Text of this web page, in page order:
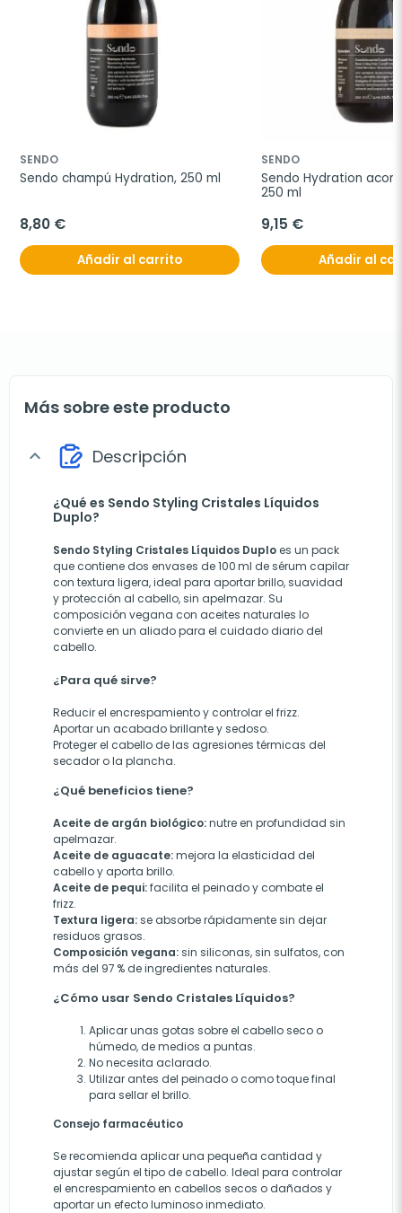
SENDO
Sendo champú Hydration, 250 ml
8,80 €
Añadir al carrito
SENDO
Sendo Hydration
250 ml
9,15 €
Añadir al
Más sobre este producto
expand_more Descripción
¿Qué es Sendo Styling Cristales Líquidos
Duplo?
Sendo Styling Cristales Líquidos Duploes un pack
que contiene dos envases de 100 ml de sérum capilar
con textura ligera, ideal para aportar brillo, suavidad
y protección al cabello, sin apelmazar. Su
composición vegana con aceites naturales lo
convierte en un aliado para el cuidado diario del
cabello.
¿Para qué sirve?
Reducir el encrespamiento y controlar el frizz.
Aportar un acabado brillante y sedoso.
Proteger el cabello de las agresiones térmicas del
secador o la plancha.
¿Qué beneficios tiene?
Aceite de argán biológico:nutre en profundidad sin
apelmazar.
Aceite de aguacate:mejora la elasticidad del
cabello y aporta brillo.
Aceite de pequi:facilita el peinado y combate el
frizz.
Textura ligera:se absorbe rápidamente sin dejar
residuos grasos.
Composición vegana:sin siliconas, sin sulfatos, con
más del 97 % de ingredientes naturales.
¿Cómo usar Sendo Cristales Líquidos?
Aplicar unas gotas sobre el cabello seco o
húmedo, de medios a puntas.
No necesita aclarado.
Utilizar antes del peinado o como toque final
para sellar el brillo.
Consejo farmacéutico
Se recomienda aplicar una pequeña cantidad y
ajustar según el tipo de cabello. Ideal para controlar
el encrespamiento en cabellos secos o dañados y
aportar un efecto luminoso inmediato.